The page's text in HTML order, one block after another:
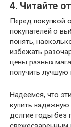
4. Читайте
Перед покупкой
покупателей о
понять,
избежать
цены разных
получить
Надеемся, что
купить надежную
долгие годы без